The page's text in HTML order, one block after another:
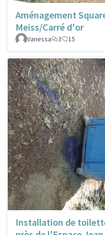
Aménagement
Meiss/Carré d'or
Vanessa
3 15
Installation de